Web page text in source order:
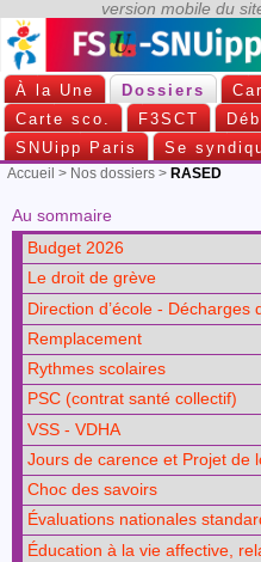
À la Une Dossiers
Carte sco.
F3SCT
SNUipp Paris
Se
Accueil > Nos dossiers > RASED
Au sommaire
Budget 2026
Le droit de grève
Direction d’école - Décharges
Remplacement
Rythmes scolaires
PSC (contrat santé collectif)
VSS - VDHA
Jours de carence et Projet de
Choc des savoirs
Évaluations nationales
Éducation à la vie affective,